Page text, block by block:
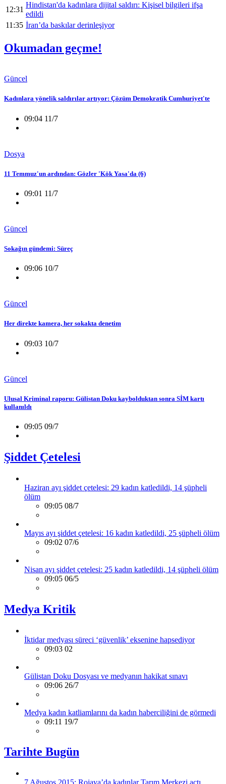
12:31
Hindistan'da kadınlara dijital saldırı: Kişisel bilgileri ifşa
edildi
11:35 İran’da baskılar derinleşiyor
Okumadan geçme!
Güncel
Kadınlara yönelik saldırılar artıyor: Çözüm Demokratik Cumhuriyet'te
09:04 11/7
Dosya
11 Temmuz'un ardından: Gözler 'Kök Yasa'da (6)
09:01 11/7
Güncel
Sokağın gündemi: Süreç
09:06 10/7
Güncel
Her direkte kamera, her sokakta denetim
09:03 10/7
Güncel
Ulusal Kriminal raporu: Gülistan Doku kaybolduktan sonra SİM kartı
kullanıldı
09:05 09/7
Şiddet Çetelesi
Haziran ayı şiddet çetelesi: 29 kadın katledildi, 14 şüpheli
ölüm
09:05 08/7
Mayıs ayı şiddet çetelesi: 16 kadın katledildi, 25 şüpheli ölüm
09:02 07/6
Nisan ayı şiddet çetelesi: 25 kadın katledildi, 14 şüpheli ölüm
09:05 06/5
Medya Kritik
İktidar medyası süreci ‘güvenlik’ eksenine hapsediyor
09:03 02
Gülistan Doku Dosyası ve medyanın hakikat sınavı
09:06 26/7
Medya kadın katliamlarını da kadın haberciliğini de görmedi
09:11 19/7
Tarihte Bugün